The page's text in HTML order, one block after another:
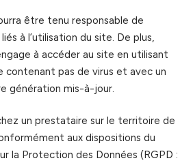
être tenu responsable de
à l’utilisation du site. De plus,
à accéder au site en utilisant
contenant pas de virus et avec un
génération mis-à-jour.
un prestataire sur le territoire de
aux dispositions du
la Protection des Données (RGPD :